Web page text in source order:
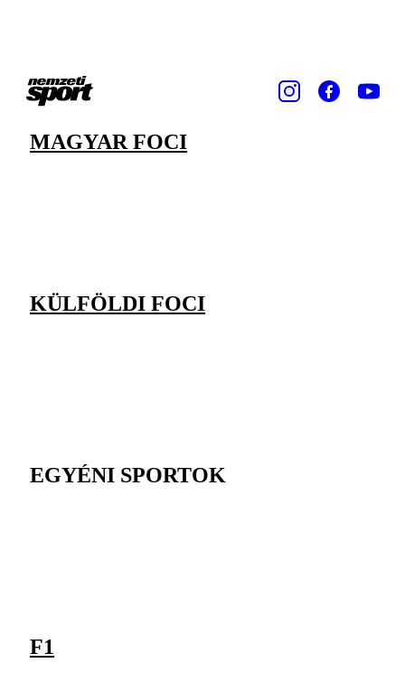
MAGYAR FOCI
KÜLFÖLDI FOCI
EGYÉNI SPORTOK
F1